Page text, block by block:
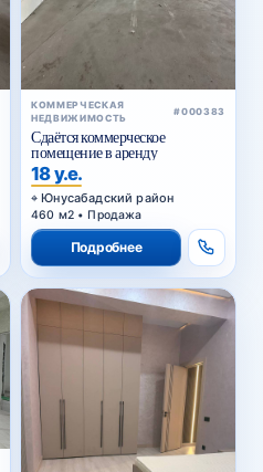
КОММЕРЧЕСКАЯ
НЕДВИЖИМОСТЬ
#000383
Сдаётся коммерческое
помещение в аренду
18 у.е.
Юнусабадский район
460 м2 • Продажа
Подробнее